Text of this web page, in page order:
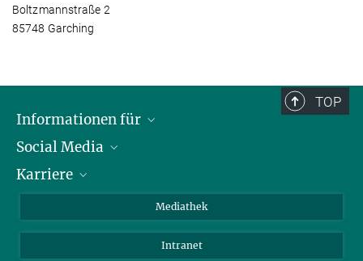
Boltzmannstraße 2
85748 Garching
TOP
Informationen für
Journalisten
Schule
Social Media
LinkedIn
Karriere
Mediathek
Intranet